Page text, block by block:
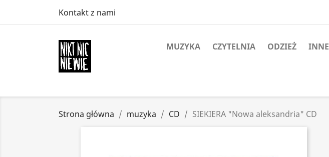
Kontakt z nami
MUZYKA CZYTELNIA ODZIEŻ INNE
Strona główna muzyka CD SIEKIERA "Nowa aleksandria" CD